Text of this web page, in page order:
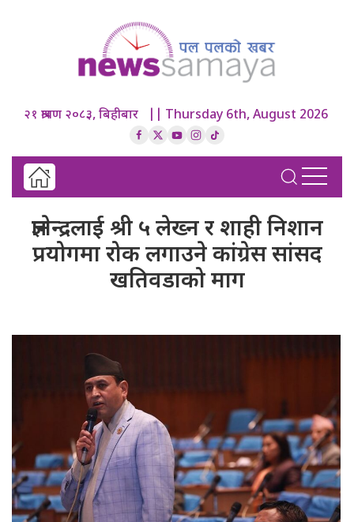
२१ श्रावण २०८३, बिहीबार || Thursday 6th, August 2026
ज्ञानेन्द्रलाई श्री ५ लेख्न र शाही निशान
प्रयोगमा रोक लगाउने कांग्रेस सांसद
खतिवडाको माग